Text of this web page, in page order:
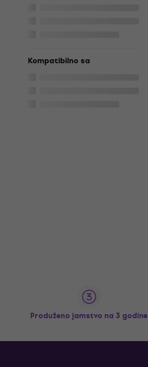
Kompatibilno sa
Produženo jamstvo na 3 godine